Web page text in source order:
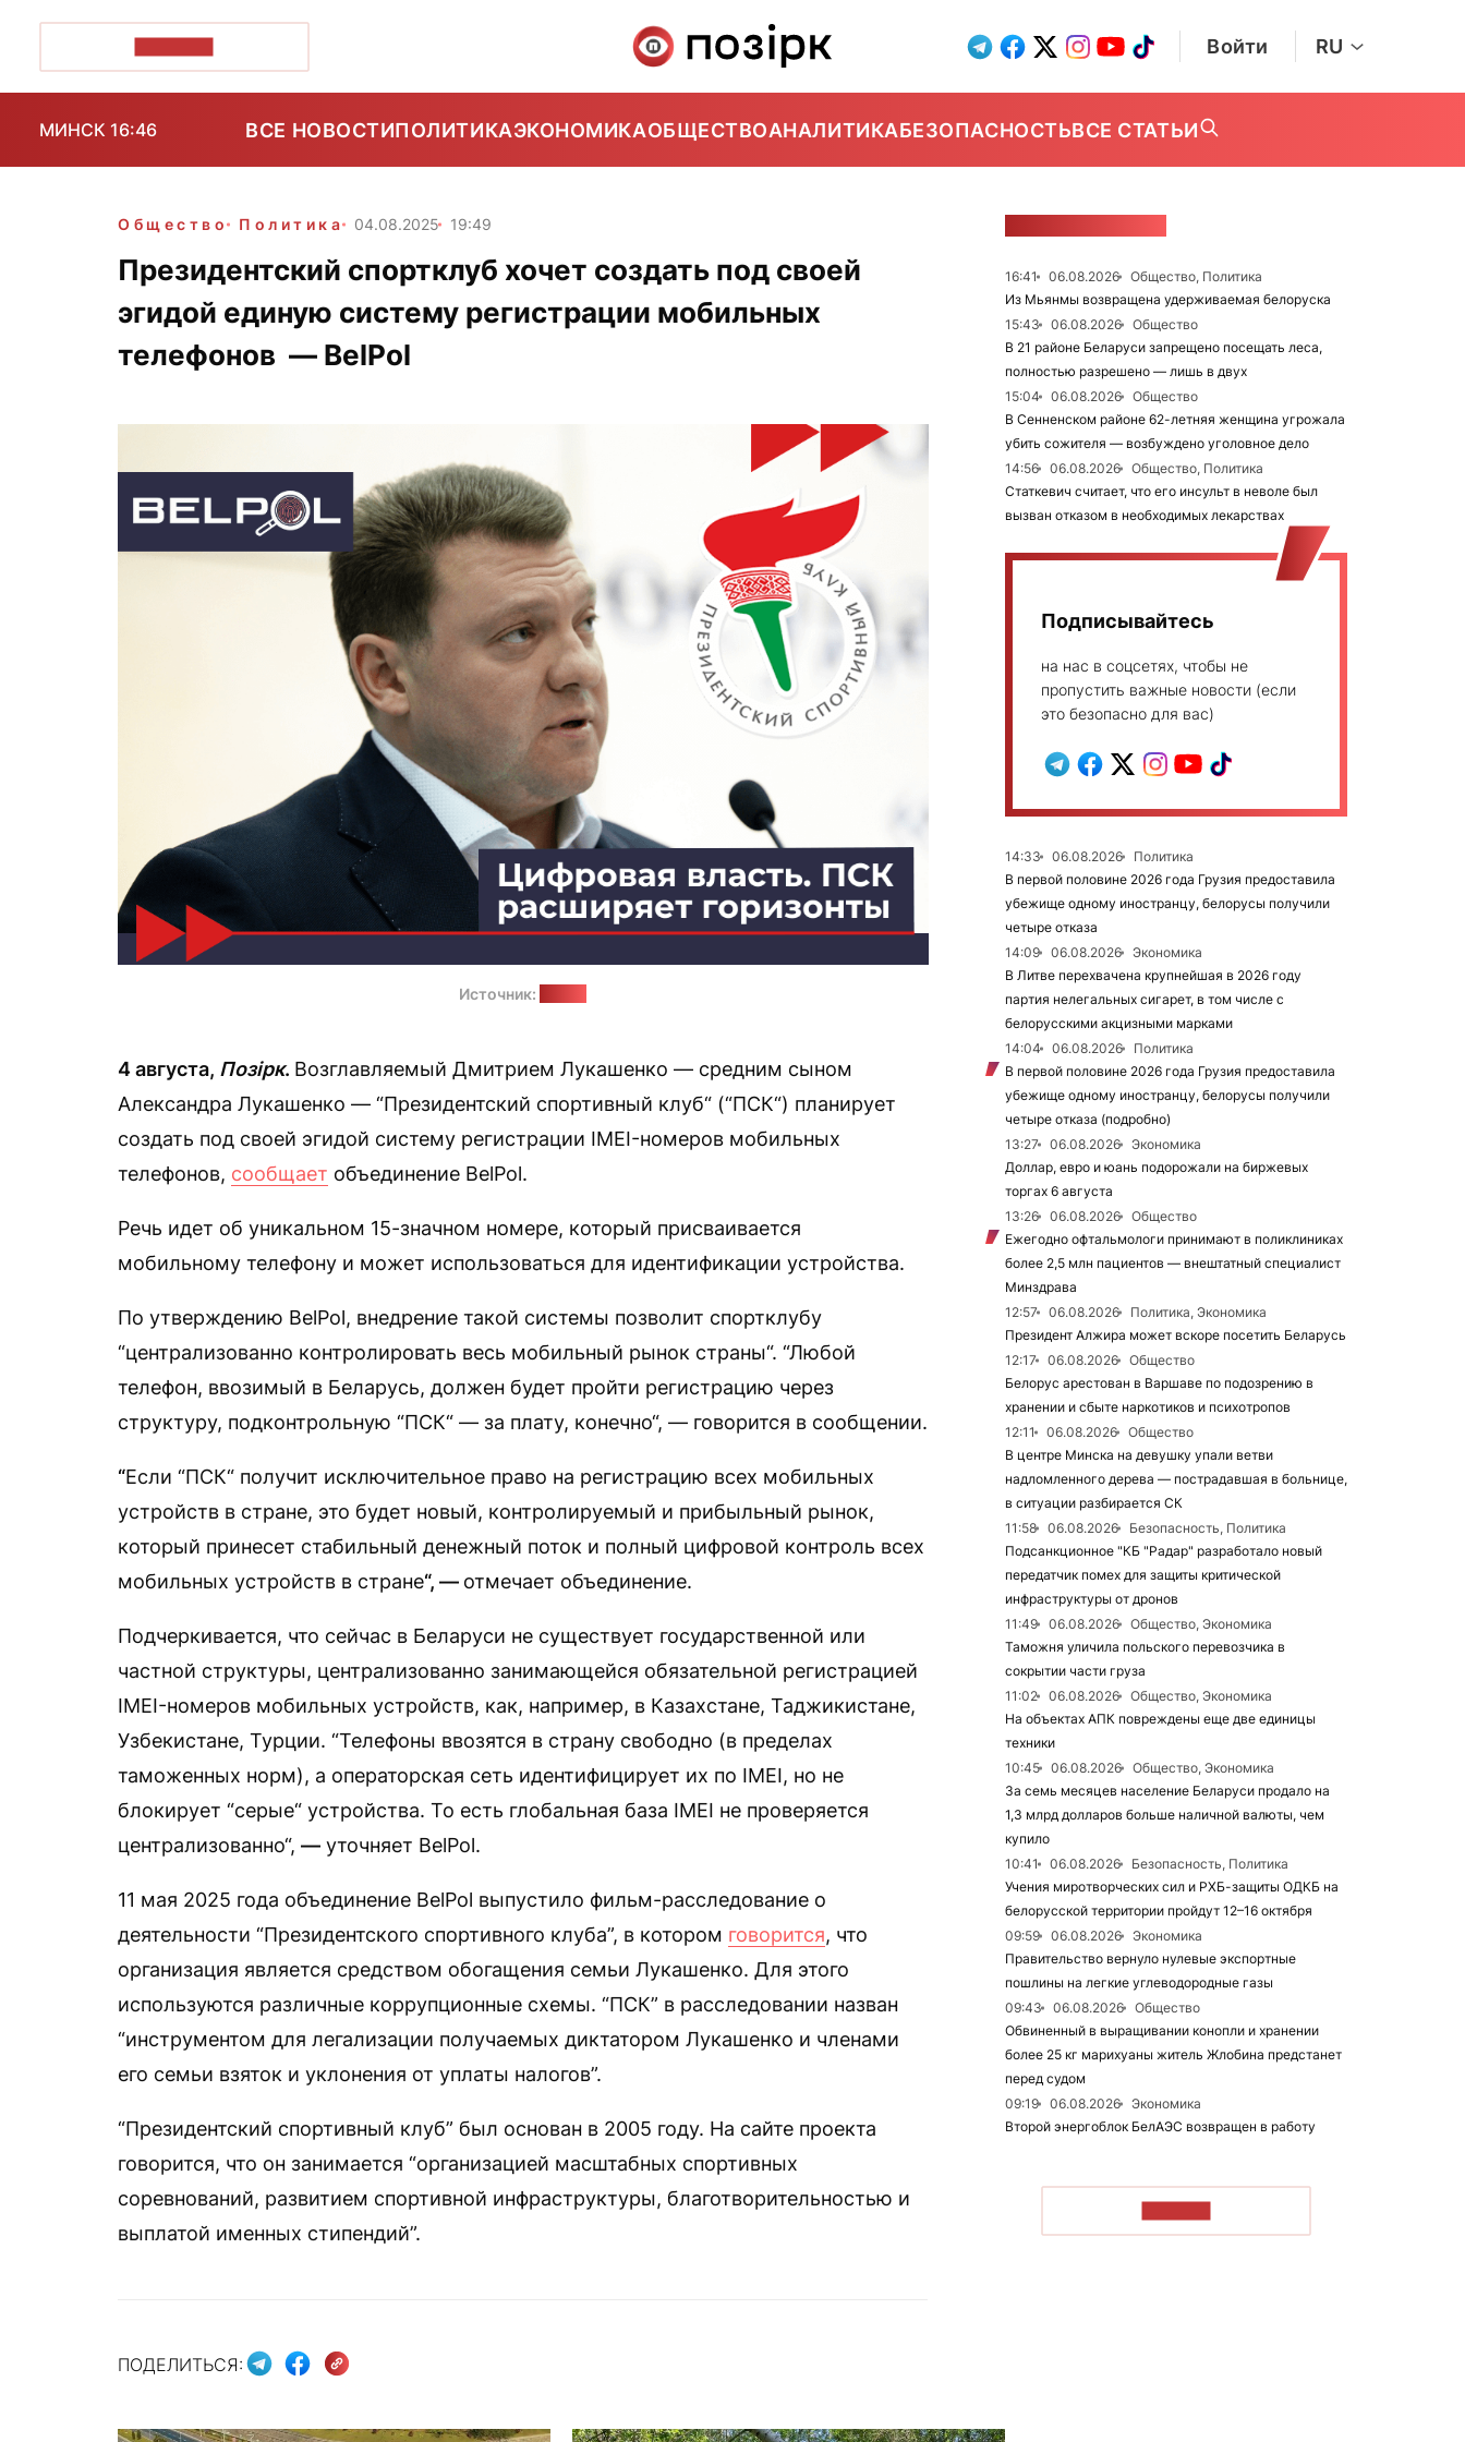
Войти RU
МИНСК 16:46 ВСЕ НОВОСТИПОЛИТИКАЭКОНОМИКАОБЩЕСТВОАНАЛИТИКАБЕЗОПАСНОСТЬВСЕ СТАТЬИ
Общество Политика 04.08.2025 19:49
Президентский спортклуб хочет создать под своей
эгидой единую систему регистрации мобильных
телефонов — BelPol
Источник:
4 августа, Позірк. Возглавляемый Дмитрием Лукашенко — средним сыном
Александра Лукашенко — “Президентский спортивный клуб“ (“ПСК“) планирует
создать под своей эгидой систему регистрации IMEI-номеров мобильных
телефонов, сообщает объединение BelPol.
Речь идет об уникальном 15-значном номере, который присваивается
мобильному телефону и может использоваться для идентификации устройства.
По утверждению BelPol, внедрение такой системы позволит спортклубу
“централизованно контролировать весь мобильный рынок страны“. “Любой
телефон, ввозимый в Беларусь, должен будет пройти регистрацию через
структуру, подконтрольную “ПСК“ — за плату, конечно“, — говорится в сообщении.
“Если “ПСК“ получит исключительное право на регистрацию всех мобильных
устройств в стране, это будет новый, контролируемый и прибыльный рынок,
который принесет стабильный денежный поток и полный цифровой контроль всех
мобильных устройств в стране“, — отмечает объединение.
Подчеркивается, что сейчас в Беларуси не существует государственной или
частной структуры, централизованно занимающейся обязательной регистрацией
IMEI-номеров мобильных устройств, как, например, в Казахстане, Таджикистане,
Узбекистане, Турции. “Телефоны ввозятся в страну свободно (в пределах
таможенных норм), а операторская сеть идентифицирует их по IMEI, но не
блокирует “серые“ устройства. То есть глобальная база IMEI не проверяется
централизованно“, — уточняет BelPol.
11 мая 2025 года объединение BelPol выпустило фильм-расследование о
деятельности “Президентского спортивного клуба”, в котором говорится, что
организация является средством обогащения семьи Лукашенко. Для этого
используются различные коррупционные схемы. “ПСК” в расследовании назван
“инструментом для легализации получаемых диктатором Лукашенко и членами
его семьи взяток и уклонения от уплаты налогов”.
“Президентский спортивный клуб” был основан в 2005 году. На сайте проекта
говорится, что он занимается “организацией масштабных спортивных
соревнований, развитием спортивной инфраструктуры, благотворительностью и
выплатой именных стипендий”.
ПОДЕЛИТЬСЯ:
16:41 06.08.2026
Общество, Политика
Из Мьянмы возвращена удерживаемая белоруска
15:43
06.08.2026
Общество
В 21 районе Беларуси запрещено посещать леса,
полностью разрешено — лишь в двух
15:04
06.08.2026
Общество
В Сенненском районе 62-летняя женщина угрожала
убить сожителя — возбуждено уголовное дело
14:56
06.08.2026
Общество, Политика
Статкевич считает, что его инсульт в неволе был
вызван отказом в необходимых лекарствах
Подписывайтесь
на нас в соцсетях, чтобы не
пропустить важные новости (если
это безопасно для вас)
14:33 06.08.2026
Политика
В первой половине 2026 года Грузия предоставила
убежище одному иностранцу, белорусы получили
четыре отказа
14:09
06.08.2026
Экономика
В Литве перехвачена крупнейшая в 2026 году
партия нелегальных сигарет, в том числе с
белорусскими акцизными марками
14:04
06.08.2026
Политика
В первой половине 2026 года Грузия предоставила
убежище одному иностранцу, белорусы получили
четыре отказа (подробно)
13:27
06.08.2026
Экономика
Доллар, евро и юань подорожали на биржевых
торгах 6 августа
13:26
06.08.2026
Общество
Ежегодно офтальмологи принимают в поликлиниках
более 2,5 млн пациентов — внештатный специалист
Минздрава
12:57
06.08.2026
Политика, Экономика
Президент Алжира может вскоре посетить Беларусь
12:17
06.08.2026
Общество
Белорус арестован в Варшаве по подозрению в
хранении и сбыте наркотиков и психотропов
12:11
06.08.2026
Общество
В центре Минска на девушку упали ветви
надломленного дерева — пострадавшая в больнице,
в ситуации разбирается СК
11:58
06.08.2026
Безопасность, Политика
Подсанкционное "КБ "Радар" разработало новый
передатчик помех для защиты критической
инфраструктуры от дронов
11:49
06.08.2026
Общество, Экономика
Таможня уличила польского перевозчика в
сокрытии части груза
11:02
06.08.2026
Общество, Экономика
На объектах АПК повреждены еще две единицы
техники
10:45
06.08.2026
Общество, Экономика
За семь месяцев население Беларуси продало на
1,3 млрд долларов больше наличной валюты, чем
купило
10:41
06.08.2026
Безопасность, Политика
Учения миротворческих сил и РХБ-защиты ОДКБ на
белорусской территории пройдут 12–16 октября
09:59
06.08.2026
Экономика
Правительство вернуло нулевые экспортные
пошлины на легкие углеводородные газы
09:43
06.08.2026
Общество
Обвиненный в выращивании конопли и хранении
более 25 кг марихуаны житель Жлобина предстанет
перед судом
09:19
06.08.2026
Экономика
Второй энергоблок БелАЭС возвращен в работу